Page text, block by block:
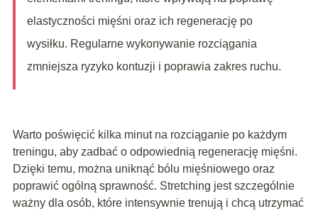
elastyczności mięśni oraz ich regenerację po
wysiłku. Regularne wykonywanie rozciągania
zmniejsza ryzyko kontuzji i poprawia zakres ruchu.
Warto poświęcić kilka minut na rozciąganie po każdym
treningu, aby zadbać o odpowiednią regenerację mięśni.
Dzięki temu, można uniknąć bólu mięśniowego oraz
poprawić ogólną sprawność. Stretching jest szczególnie
ważny dla osób, które intensywnie trenują i chcą utrzymać